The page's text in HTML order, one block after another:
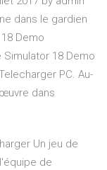
dans le gardien
Demo
18 Demo
PC. Au-
dans
Un jeu de
de